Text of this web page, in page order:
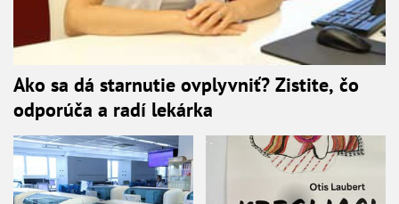
Ako sa dá starnutie ovplyvniť? Zistite, čo
odporúča a radí lekárka